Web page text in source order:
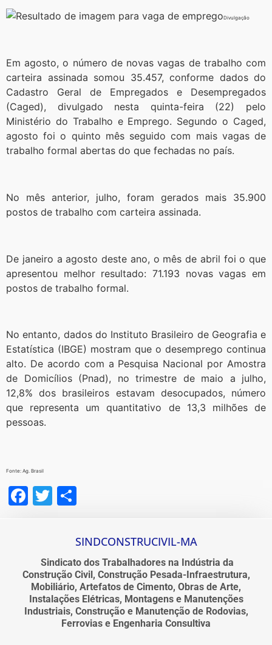
Divulgação
Em agosto, o número de novas vagas de trabalho com
carteira assinada somou 35.457, conforme dados do
Cadastro Geral de Empregados e Desempregados
(Caged), divulgado nesta quinta-feira (22) pelo
Ministério do Trabalho e Emprego. Segundo o Caged,
agosto foi o quinto mês seguido com mais vagas de
trabalho formal abertas do que fechadas no país.
No mês anterior, julho, foram gerados mais 35.900
postos de trabalho com carteira assinada.
De janeiro a agosto deste ano, o mês de abril foi o que
apresentou melhor resultado: 71.193 novas vagas em
postos de trabalho formal.
No entanto, dados do Instituto Brasileiro de Geografia e
Estatística (IBGE) mostram que o desemprego continua
alto. De acordo com a Pesquisa Nacional por Amostra
de Domicílios (Pnad), no trimestre de maio a julho,
12,8% dos brasileiros estavam desocupados, número
que representa um quantitativo de 13,3 milhões de
pessoas.
Fonte: Ag. Brasil
Facebook
Twitter
SINDCONSTRUCIVIL-MA
Sindicato dos Trabalhadores na Indústria da
Construção Civil, Construção Pesada-Infraestrutura,
Mobiliário, Artefatos de Cimento, Obras de Arte,
Instalações Elétricas, Montagens e Manutenções
Industriais, Construção e Manutenção de Rodovias,
Ferrovias e Engenharia Consultiva